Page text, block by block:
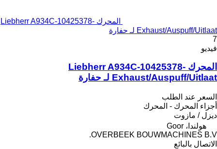
المحرك Liebherr A934C-10425378-
Exhaust/Auspuff/Uitlaat لـ حفارة
7
فيديو
المحرك Liebherr A934C-10425378-
Exhaust/Auspuff/Uitlaat لـ حفارة
السعر عند الطلب
أجزاء المحرك - المحرك
ديزل / مازوت
هولندا، Goor
OVERBEEK BOUWMACHINES B.V.
الاتصال بالبائع